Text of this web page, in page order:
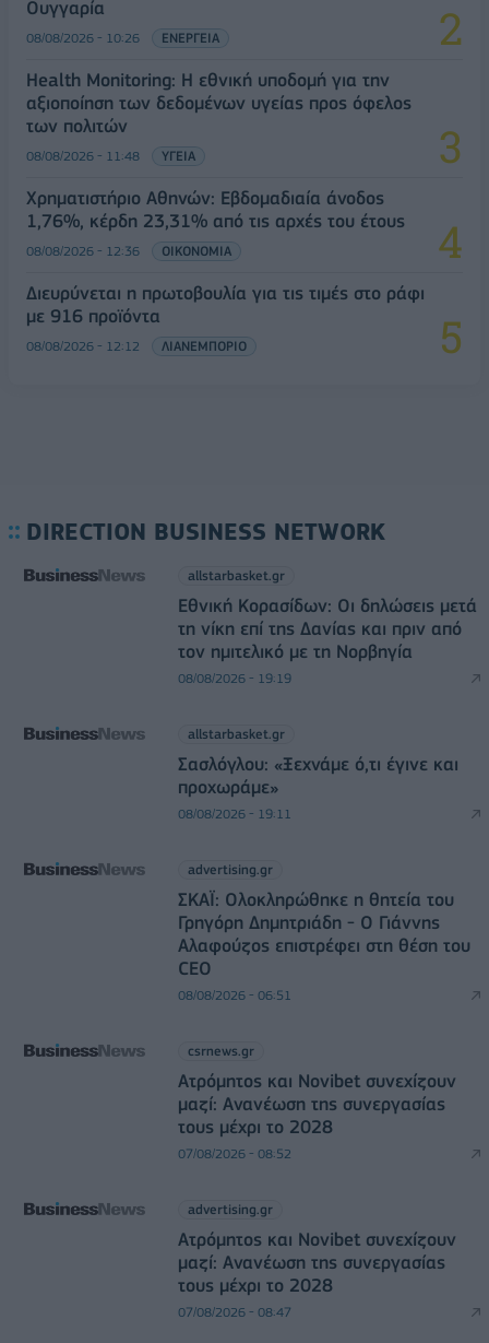
Ουγγαρία
08/08/2026 - 10:26 ΕΝΕΡΓΕΙΑ
Health Monitoring: Η εθνική υποδομή για την
αξιοποίηση των δεδομένων υγείας προς όφελος
των πολιτών
08/08/2026 - 11:48 ΥΓΕΙΑ
Χρηματιστήριο Αθηνών: Εβδομαδιαία άνοδος
1,76%, κέρδη 23,31% από τις αρχές του έτους
08/08/2026 - 12:36 ΟΙΚΟΝΟΜΙΑ
Διευρύνεται η πρωτοβουλία για τις τιμές στο ράφι
με 916 προϊόντα
08/08/2026 - 12:12 ΛΙΑΝΕΜΠΟΡΙΟ
DIRECTION BUSINESS NETWORK
allstarbasket.gr
Εθνική Κορασίδων: Οι δηλώσεις μετά
τη νίκη επί της Δανίας και πριν από
τον ημιτελικό με τη Νορβηγία
08/08/2026 - 19:19
allstarbasket.gr
Σασλόγλου: «Ξεχνάμε ό,τι έγινε και
προχωράμε»
08/08/2026 - 19:11
advertising.gr
ΣΚΑΪ: Ολοκληρώθηκε η θητεία του
Γρηγόρη Δημητριάδη - Ο Γιάννης
Αλαφούζος επιστρέφει στη θέση του
CEO
08/08/2026 - 06:51
csrnews.gr
Ατρόμητος και Novibet συνεχίζουν
μαζί: Ανανέωση της συνεργασίας
τους μέχρι το 2028
07/08/2026 - 08:52
advertising.gr
Ατρόμητος και Novibet συνεχίζουν
μαζί: Ανανέωση της συνεργασίας
τους μέχρι το 2028
07/08/2026 - 08:47